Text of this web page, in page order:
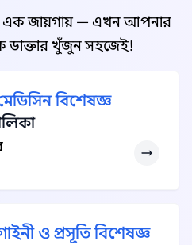
এক জায়গায় — এখন আপনার
ডাক্তার খুঁজুন সহজেই!
বিশেষজ্ঞ
ও প্রসূতি বিশেষজ্ঞ